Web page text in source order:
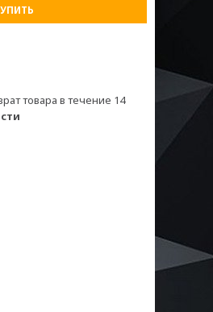
товара в течение 14